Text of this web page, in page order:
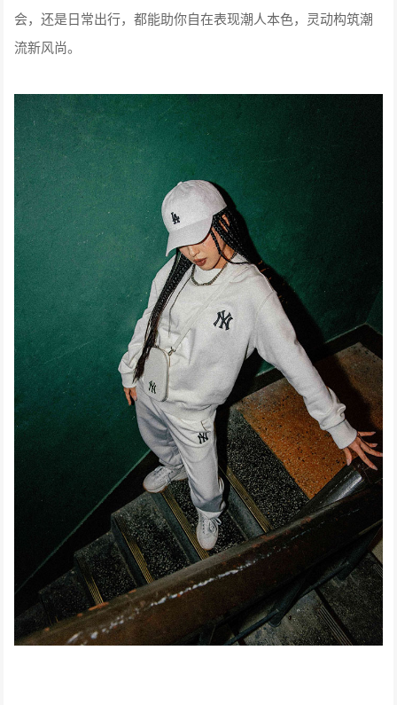
会，还是日常出行，都能助你自在表现潮人本色，灵动构筑潮
流新风尚。